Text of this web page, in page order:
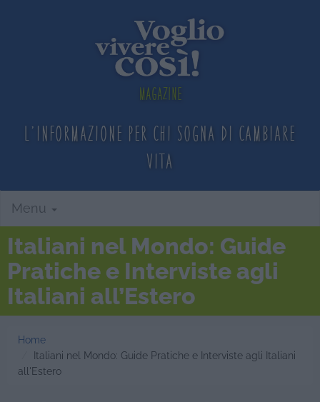
Magazine
L'informazione per chi sogna di cambiare
vita
Menu
Italiani nel Mondo: Guide
Pratiche e Interviste agli
Italiani all’Estero
Home
Italiani nel Mondo: Guide Pratiche e Interviste agli Italiani
all'Estero